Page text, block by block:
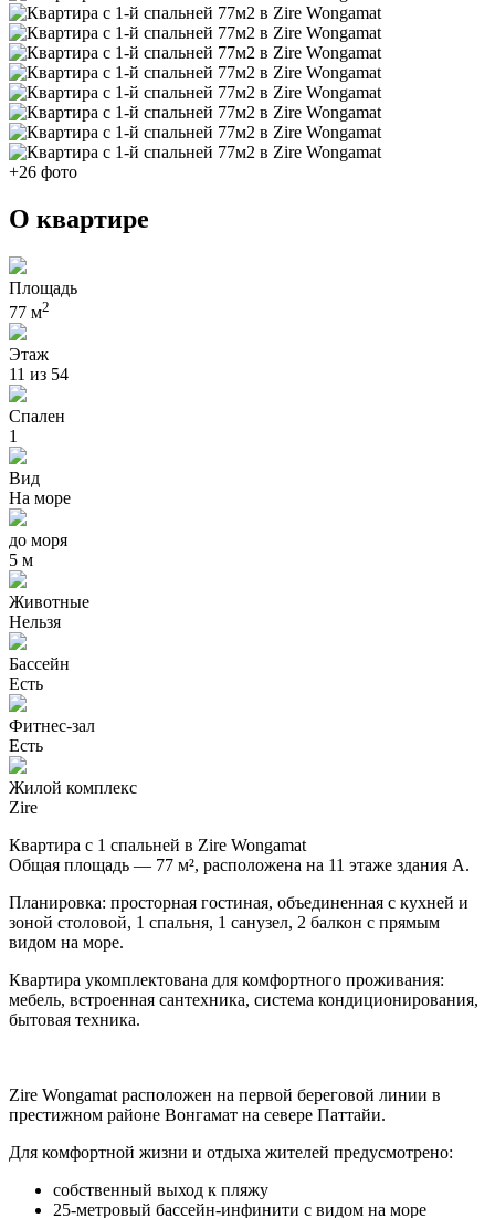
+26 фото
О квартире
Площадь
77 м2
Этаж
11 из 54
Спален
1
Вид
На море
до моря
5 м
Животные
Нельзя
Бассейн
Есть
Фитнес-зал
Есть
Жилой комплекс
Zire
Квартира с 1 спальней в Zire Wongamat
Общая площадь — 77 м², расположена на 11 этаже здания A.
Планировка: просторная гостиная, объединенная с кухней и
зоной столовой, 1 спальня, 1 санузел, 2 балкон с прямым
видом на море.
Квартира укомплектована для комфортного проживания:
мебель, встроенная сантехника, система кондиционирования,
бытовая техника.
Zire Wongamat расположен на первой береговой линии в
престижном районе Вонгамат на севере Паттайи.
Для комфортной жизни и отдыха жителей предусмотрено:
собственный выход к пляжу
25-метровый бассейн-инфинити с видом на море